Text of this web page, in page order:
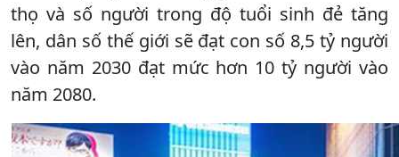
thọ và số người trong độ tuổi sinh đẻ tăng
lên, dân số thế giới sẽ đạt con số 8,5 tỷ người
vào năm 2030 đạt mức hơn 10 tỷ người vào
năm 2080.